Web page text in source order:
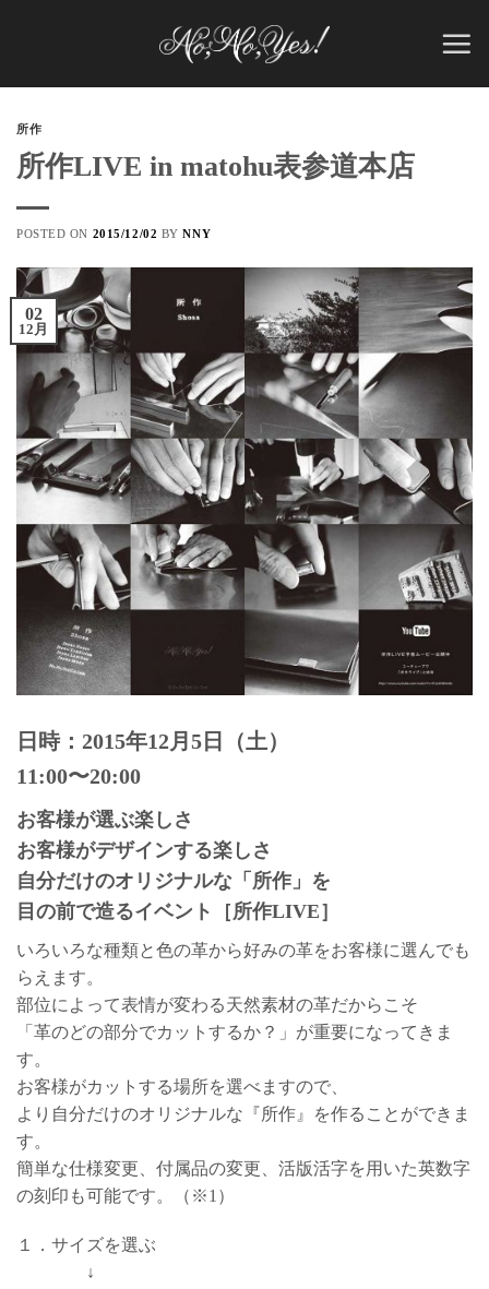
所作
所作LIVE in matohu表参道本店
POSTED ON 2015/12/02 BYNNY
02
12月
日時：2015年12月5日（土）
11:00〜20:00
お客様が選ぶ楽しさ
お客様がデザインする楽しさ
自分だけのオリジナルな「所作」を
目の前で造るイベント［所作LIVE］
いろいろな種類と色の革から好みの革をお客様に選んでも
らえます。
部位によって表情が変わる天然素材の革だからこそ
「革のどの部分でカットするか？」が重要になってきま
す。
お客様がカットする場所を選べますので、
より自分だけのオリジナルな『所作』を作ることができま
す。
簡単な仕様変更、付属品の変更、活版活字を用いた英数字
の刻印も可能です。（※1）
１．サイズを選ぶ
↓